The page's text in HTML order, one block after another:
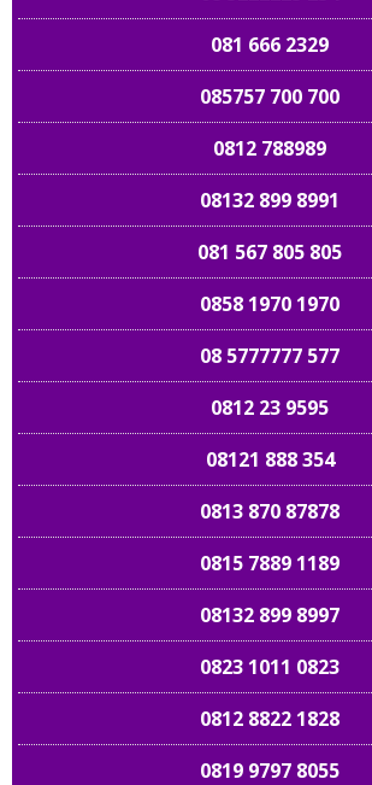
081 666 2329
085757 700 700
0812 788989
08132 899 8991
081 567 805 805
0858 1970 1970
08 5777777 577
0812 23 9595
08121 888 354
0813 870 87878
0815 7889 1189
08132 899 8997
0823 1011 0823
0812 8822 1828
0819 9797 8055